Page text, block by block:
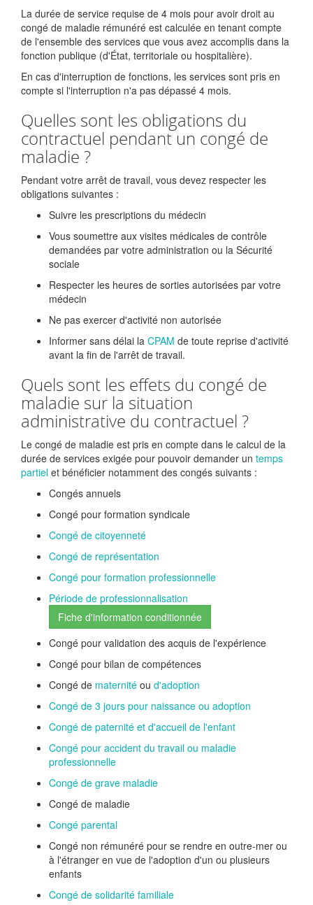
La durée de service requise de 4 mois pour avoir droit au
congé de maladie rémunéré est calculée en tenant compte
de l'ensemble des services que vous avez accomplis dans la
fonction publique (d'État, territoriale ou hospitalière).
En cas d'interruption de fonctions, les services sont pris en
compte si l'interruption n'a pas dépassé 4 mois.
Quelles sont les obligations du
contractuel pendant un congé de
maladie ?
Pendant votre arrêt de travail, vous devez respecter les
obligations suivantes :
Suivre les prescriptions du médecin
Vous soumettre aux visites médicales de contrôle
demandées par votre administration ou la Sécurité
sociale
Respecter les heures de sorties autorisées par votre
médecin
Ne pas exercer d'activité non autorisée
Informer sans délai la CPAM de toute reprise d'activité
avant la fin de l'arrêt de travail.
Quels sont les effets du congé de
maladie sur la situation
administrative du contractuel ?
Le congé de maladie est pris en compte dans le calcul de la
durée de services exigée pour pouvoir demander un temps
partiel et bénéficier notamment des congés suivants :
Congés annuels
Congé pour formation syndicale
Congé de citoyenneté
Congé de représentation
Congé pour formation professionnelle
Période de professionnalisation
Fiche d'information conditionnée
Congé pour validation des acquis de l'expérience
Congé pour bilan de compétences
Congé de maternité ou d'adoption
Congé de 3 jours pour naissance ou adoption
Congé de paternité et d'accueil de l'enfant
Congé pour accident du travail ou maladie
professionnelle
Congé de grave maladie
Congé de maladie
Congé parental
Congé non rémunéré pour se rendre en outre-mer ou
à l'étranger en vue de l'adoption d'un ou plusieurs
enfants
Congé de solidarité familiale